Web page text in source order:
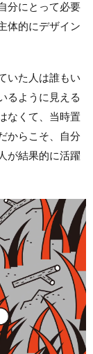
分にとって必要
体的にデザイン
いた人は誰もい
るように見える
なくて、当時置
からこそ、自分
が結果的に活躍